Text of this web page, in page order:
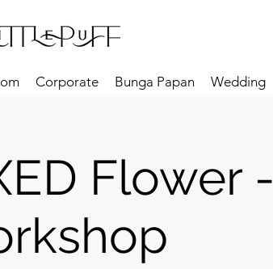
Corporate Bunga Papan Wedding
Flower -